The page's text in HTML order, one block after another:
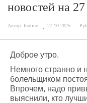
новостей на
Автор: Inotino 27.10.2025
Доброе утро.
Немного странно и
болельщиком
Впрочем, надо
выяснили, кто